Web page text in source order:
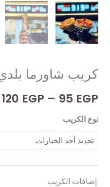
كريب شاورما
95 EGP
–
120 EGP
نوع الكريب
إضافات الكريب